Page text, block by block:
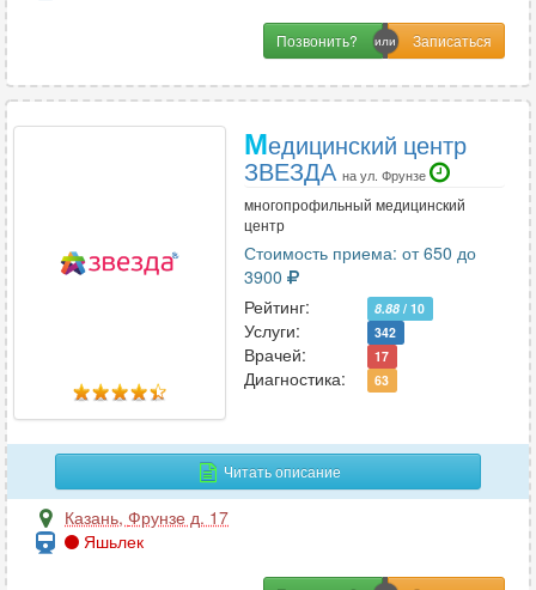
Позвонить?
Медицинский центр
ЗВЕЗДА на ул. Фрунзе
многопрофильный медицинский
центр
Стоимость приема: от 650 до
3900
Рейтинг:
8.88 / 10
Услуги: 342
Врачей: 17
Диагностика: 63
Читать описание
Казань, Фрунзе д. 17
Яшьлек